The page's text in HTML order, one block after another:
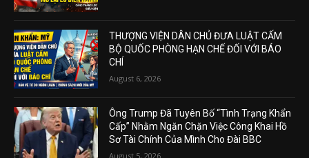
THƯỢNG VIỆN DÂN CHỦ ĐƯA LUẬT CẤM
BỘ QUỐC PHÒNG HẠN CHẾ ĐỐI VỚI BÁO
CHÍ
August 6, 2026
Ông Trump Đã Tuyên Bố “Tình Trạng Khẩn
Cấp” Nhằm Ngăn Chặn Việc Công Khai Hồ
Sơ Tài Chính Của Mình Cho Đài BBC
August 5, 2026